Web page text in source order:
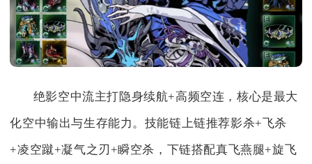
绝影空中流主打隐身续航+高频空连，核心是最大
化空中输出与生存能力。技能链上链推荐影杀+飞杀
+凌空蹴+凝气之刃+瞬空杀，下链搭配真飞燕腿+旋飞